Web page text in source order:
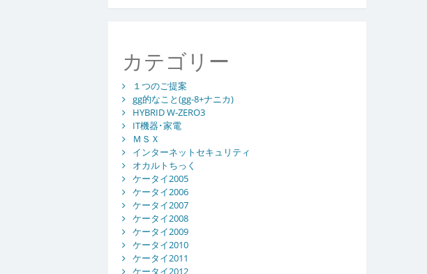
カテゴリー
１つのご提案
gg的なこと(gg-8+ナニカ)
HYBRID W-ZERO3
IT機器･家電
ＭＳＸ
インターネットセキュリティ
オカルトちっく
ケータイ2005
ケータイ2006
ケータイ2007
ケータイ2008
ケータイ2009
ケータイ2010
ケータイ2011
ケータイ2012